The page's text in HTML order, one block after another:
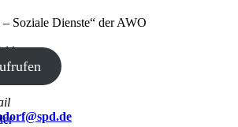
Soziale Dienste“ der AWO